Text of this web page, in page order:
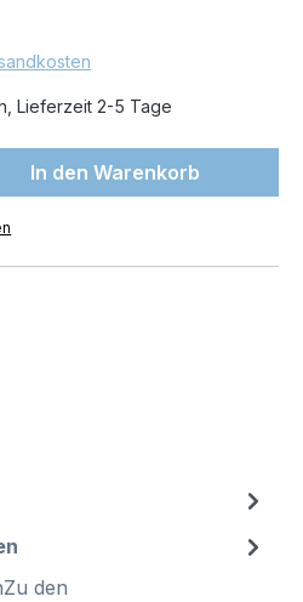
Lieferzeit 2-5 Tage
Gib den
In den Warenkorb
den